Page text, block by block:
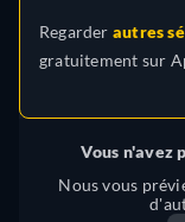
Regarder autres
gratuitement sur
Vous n'avez
Nous vous